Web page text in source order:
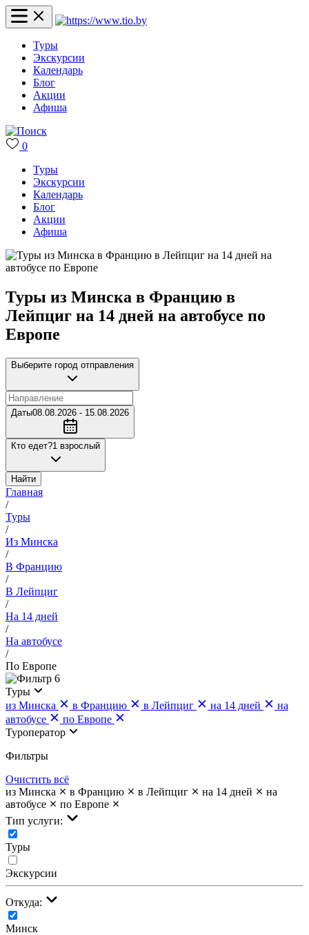
Туры
Экскурсии
Календарь
Блог
Акции
Афиша
0
Туры
Экскурсии
Календарь
Блог
Акции
Афиша
Туры из Минска в Францию в
Лейпциг на 14 дней на автобусе по
Европе
Выберите город отправления
Даты08.08.2026 - 15.08.2026
Кто едет?1 взрослый
Найти
Главная
/
Туры
/
Из Минска
/
В Францию
/
В Лейпциг
/
На 14 дней
/
На автобусе
/
По Европе
6
Туры
из Минска
в Францию в Лейпциг на 14 дней
на
автобусе
по Европе
Туроператор
Фильтры
Очистить всё
из Минска
в Францию в Лейпциг на 14 дней
на
автобусе
по Европе
Тип услуги:
Туры
Экскурсии
Откуда:
Минск